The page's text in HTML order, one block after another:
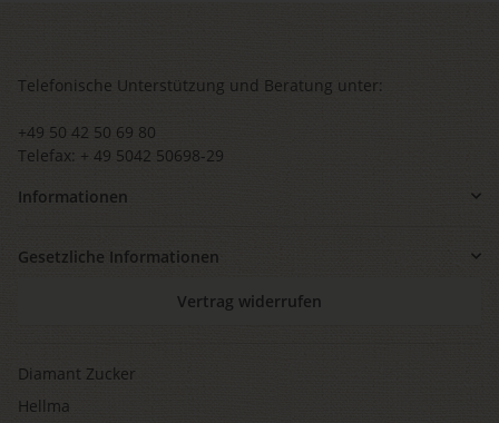
Telefonische Unterstützung und Beratung unter:
+49 50 42 50 69 80
Telefax: + 49 5042 50698-29
Informationen
Gesetzliche Informationen
Vertrag widerrufen
Diamant Zucker
Hellma